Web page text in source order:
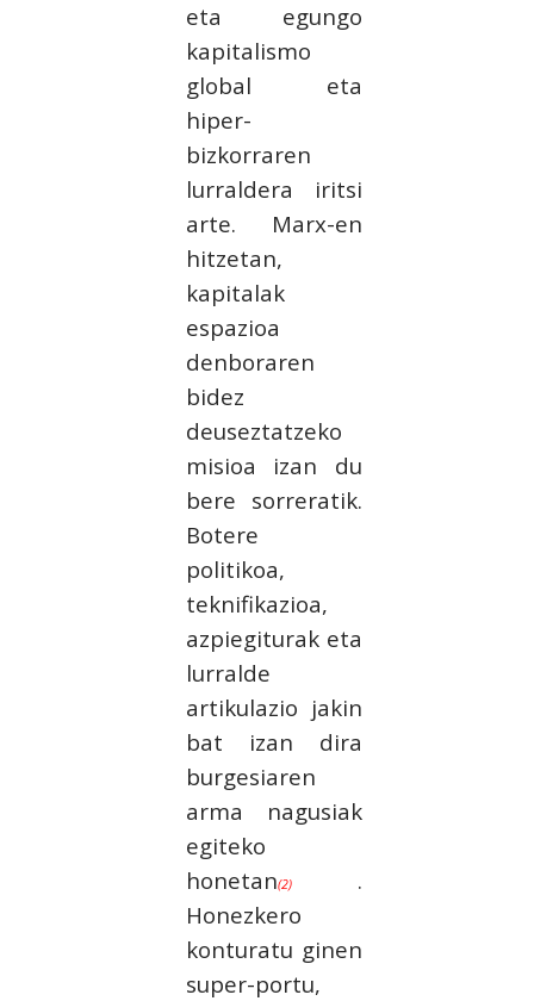
eta egungo
kapitalismo
global eta
hiper-
bizkorraren
lurraldera iritsi
arte. Marx-en
hitzetan,
kapitalak
espazioa
denboraren
bidez
deuseztatzeko
misioa izan du
bere sorreratik.
Botere
politikoa,
teknifikazioa,
azpiegiturak eta
lurralde
artikulazio jakin
bat izan dira
burgesiaren
arma nagusiak
egiteko
honetan(2).
Honezkero
konturatu ginen
super-portu,